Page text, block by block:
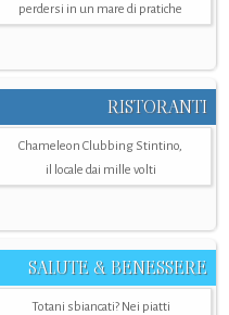
perdersi in un mare di pratiche
RISTORANTI
Chameleon Clubbing Stintino,
il locale dai mille volti
SALUTE & BENESSERE
Totani sbiancati? Nei piatti